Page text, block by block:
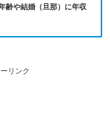
齢や結婚（旦那）に年収
リンク